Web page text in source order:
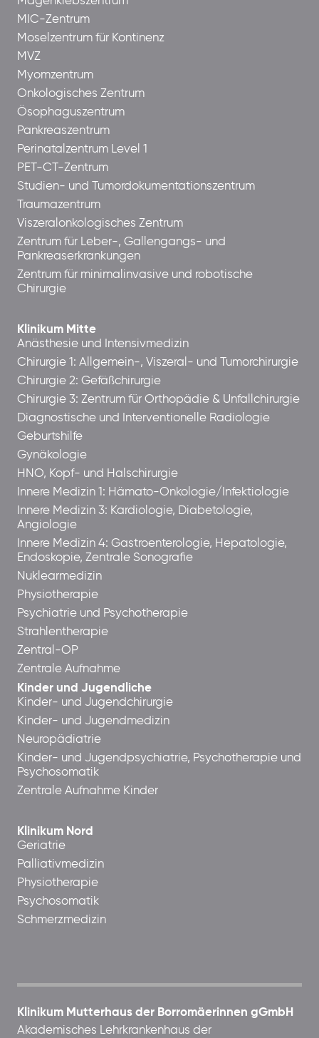
MIC-Zentrum
Moselzentrum für Kontinenz
MVZ
Myomzentrum
Onkologisches Zentrum
Ösophaguszentrum
Pankreaszentrum
Perinatalzentrum Level 1
PET-CT-Zentrum
Studien- und Tumordokumentationszentrum
Traumazentrum
Viszeralonkologisches Zentrum
Zentrum für Leber-, Gallengangs- und
Pankreaserkrankungen
Zentrum für minimalinvasive und robotische
Chirurgie
Klinikum Mitte
Anästhesie und Intensivmedizin
Chirurgie 1: Allgemein-, Viszeral- und Tumorchirurgie
Chirurgie 2: Gefäßchirurgie
Chirurgie 3: Zentrum für Orthopädie & Unfallchirurgie
Diagnostische und Interventionelle Radiologie
Geburtshilfe
Gynäkologie
HNO, Kopf- und Halschirurgie
Innere Medizin 1: Hämato-Onkologie/Infektiologie
Innere Medizin 3: Kardiologie, Diabetologie,
Angiologie
Innere Medizin 4: Gastroenterologie, Hepatologie,
Endoskopie, Zentrale Sonografie
Nuklearmedizin
Physiotherapie
Psychiatrie und Psychotherapie
Strahlentherapie
Zentral-OP
Zentrale Aufnahme
Kinder und Jugendliche
Kinder- und Jugendchirurgie
Kinder- und Jugendmedizin
Neuropädiatrie
Kinder- und Jugendpsychiatrie, Psychotherapie und
Psychosomatik
Zentrale Aufnahme Kinder
Klinikum Nord
Geriatrie
Palliativmedizin
Physiotherapie
Psychosomatik
Schmerzmedizin
Klinikum Mutterhaus der Borromäerinnen gGmbH
Akademisches Lehrkrankenhaus der